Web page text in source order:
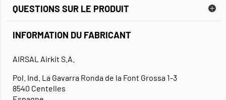
QUESTIONS SUR LE PRODUIT
INFORMATION DU FABRICANT
AIRSAL Airkit S.A.
Pol. Ind. La Gavarra Ronda de la Font Grossa 1-3
8540 Centelles